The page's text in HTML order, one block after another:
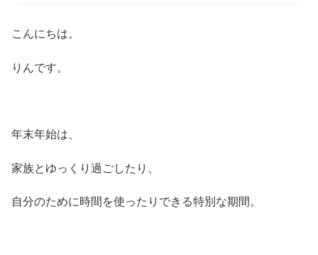
こんにちは。
りんです。
年末年始は、
家族とゆっくり過ごしたり、
自分のために時間を使ったりできる特別な期間。